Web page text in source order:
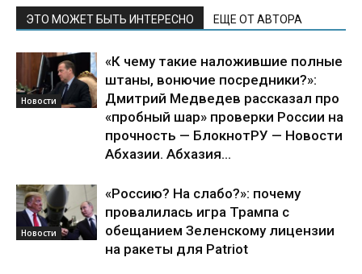
ЭТО МОЖЕТ БЫТЬ ИНТЕРЕСНО ЕЩЕ ОТ АВТОРА
Новости
«К чему такие наложившие полные
штаны, вонючие посредники?»:
Дмитрий Медведев рассказал про
«пробный шар» проверки России на
прочность — БлокнотРУ — Новости
Абхазии. Абхазия...
Новости
«Россию? На слабо?»: почему
провалилась игра Трампа с
обещанием Зеленскому лицензии
на ракеты для Patriot